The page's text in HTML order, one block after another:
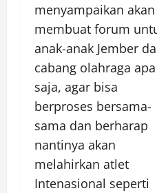
menyampaikan akan
membuat forum
anak-anak Jember
cabang olahraga apa
saja, agar bisa
berproses bersama-
sama dan berharap
nantinya akan
melahirkan atlet
Intenasional seperti